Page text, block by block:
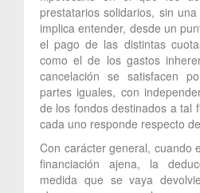
prestatarios solidarios, sin
implica entender, desde un
el pago de las distintas
como el de los gastos
cancelación se satisfacen
partes iguales, con
de los fondos destinados a tal
cada uno responde respecto
Con carácter general, cuando
financiación ajena, la
medida que se vaya